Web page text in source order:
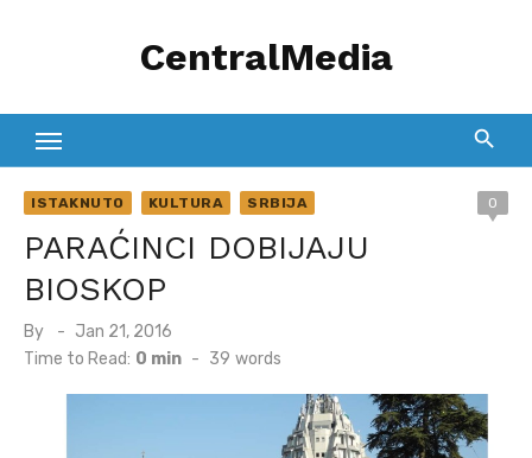
CentralMedia
ISTAKNUTO KULTURA SRBIJA 0
PARAĆINCI DOBIJAJU
BIOSKOP
By
Posted
on
Jan 21, 2016
Time to Read: 0 min - 39 words